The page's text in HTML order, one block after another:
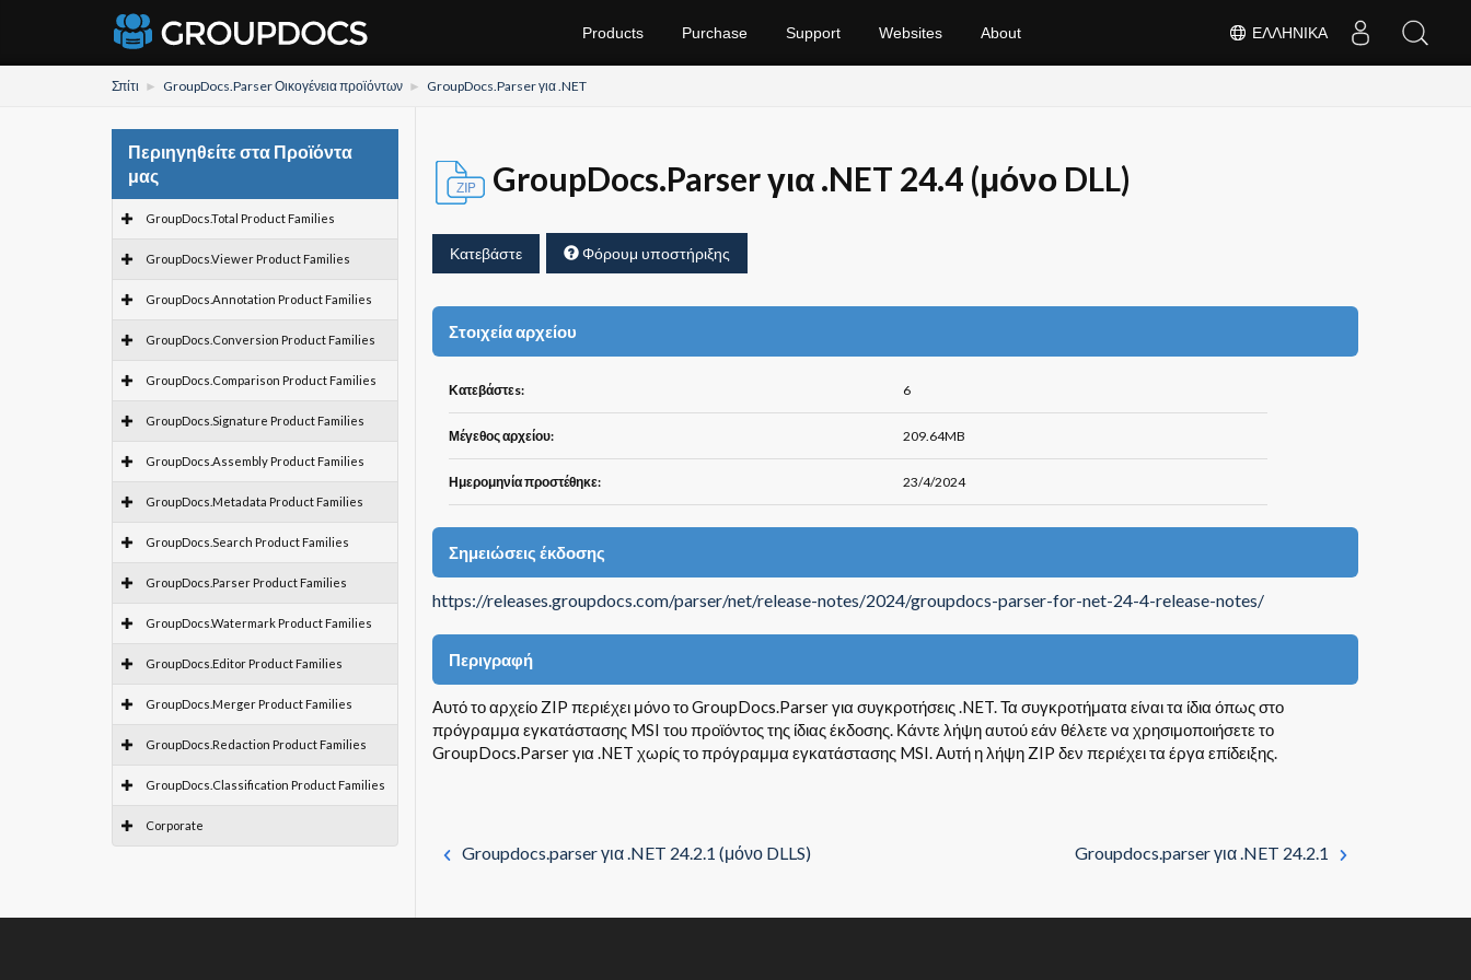
ΕΛΛΗΝΙΚΆ
Products Purchase Support Websites About
Σπίτι GroupDocs.Parser Οικογένεια προϊόντων GroupDocs.Parser για .NET
Περιηγηθείτε στα Προϊόντα
μας
GroupDocs.Total Product Families
GroupDocs.Viewer Product Families
GroupDocs.Annotation Product Families
GroupDocs.Conversion Product Families
GroupDocs.Comparison Product Families
GroupDocs.Signature Product Families
GroupDocs.Assembly Product Families
GroupDocs.Metadata Product Families
GroupDocs.Search Product Families
GroupDocs.Parser Product Families
GroupDocs.Watermark Product Families
GroupDocs.Editor Product Families
GroupDocs.Merger Product Families
GroupDocs.Redaction Product Families
GroupDocs.Classification Product Families
Corporate
GroupDocs.Parser για .NET 24.4 (μόνο DLL)
Κατεβάστε Φόρουμ υποστήριξης
Στοιχεία αρχείου
Κατεβάστεs: 6
Μέγεθος αρχείου: 209.64MB
Ημερομηνία προστέθηκε: 23/4/2024
Σημειώσεις έκδοσης
https://releases.groupdocs.com/parser/net/release-notes/2024/groupdocs-parser-for-net-24-4-release-notes/
Περιγραφή
Αυτό το αρχείο ZIP περιέχει μόνο το GroupDocs.Parser για συγκροτήσεις .NET. Τα συγκροτήματα είναι τα ίδια όπως στο
πρόγραμμα εγκατάστασης MSI του προϊόντος της ίδιας έκδοσης. Κάντε λήψη αυτού εάν θέλετε να χρησιμοποιήσετε το
GroupDocs.Parser για .NET χωρίς το πρόγραμμα εγκατάστασης MSI. Αυτή η λήψη ZIP δεν περιέχει τα έργα επίδειξης.
Groupdocs.parser για .NET 24.2.1 (μόνο DLLS) Groupdocs.parser για .NET 24.2.1